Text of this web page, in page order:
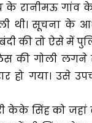
रानीमऊ गांव के
थी। सूचना के
की तो ऐसे में
की गोली
हो गया। उसे
केके सिंह को जहां